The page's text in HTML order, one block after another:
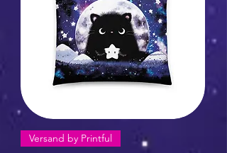
Versand by Printful